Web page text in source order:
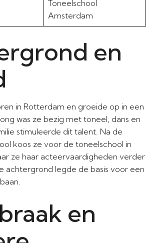
Toneelschool
Amsterdam
en
in Rotterdam en groeide op in een
was ze bezig met toneel, dans en
stimuleerde dit talent. Na de
koos ze voor de toneelschool in
ze haar acteervaardigheden verder
achtergrond legde de basis voor een
en